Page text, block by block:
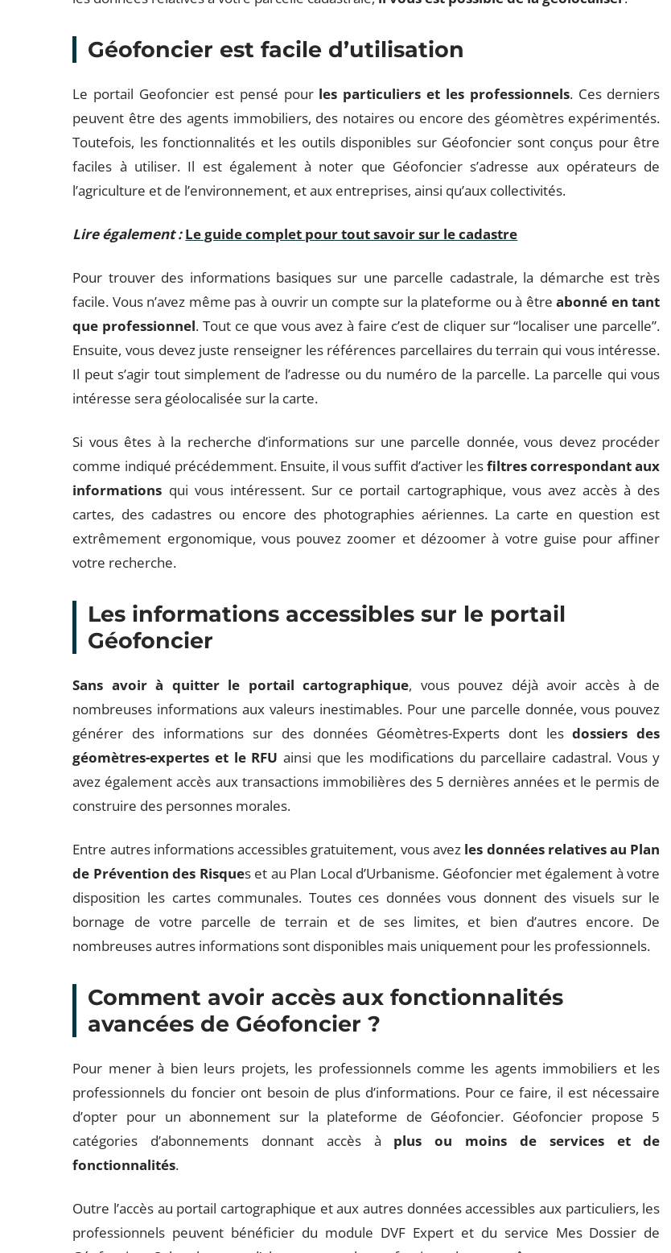
Géofoncier est facile d’utilisation
Le portail Geofoncier est pensé pour les particuliers et les professionnels. Ces derniers
peuvent être des agents immobiliers, des notaires ou encore des géomètres expérimentés.
Toutefois, les fonctionnalités et les outils disponibles sur Géofoncier sont conçus pour être
faciles à utiliser. Il est également à noter que Géofoncier s’adresse aux opérateurs de
l’agriculture et de l’environnement, et aux entreprises, ainsi qu’aux collectivités.
Lire également : Le guide complet pour tout savoir sur le cadastre
Pour trouver des informations basiques sur une parcelle cadastrale, la démarche est très
facile. Vous n’avez même pas à ouvrir un compte sur la plateforme ou à êtreabonné en tant
que professionnel. Tout ce que vous avez à faire c’est de cliquer sur “localiser une parcelle”.
Ensuite, vous devez juste renseigner les références parcellaires du terrain qui vous intéresse.
Il peut s’agir tout simplement de l’adresse ou du numéro de la parcelle. La parcelle qui vous
intéresse sera géolocalisée sur la carte.
Si vous êtes à la recherche d’informations sur une parcelle donnée, vous devez procéder
comme indiqué précédemment. Ensuite, il vous suffit d’activer lesfiltres correspondant aux
informations qui vous intéressent. Sur ce portail cartographique, vous avez accès à des
cartes, des cadastres ou encore des photographies aériennes. La carte en question est
extrêmement ergonomique, vous pouvez zoomer et dézoomer à votre guise pour affiner
votre recherche.
Les informations accessibles sur le portail
Géofoncier
Sans avoir à quitter le portail cartographique, vous pouvez déjà avoir accès à de
nombreuses informations aux valeurs inestimables. Pour une parcelle donnée, vous pouvez
générer des informations sur des données Géomètres-Experts dont lesdossiers des
géomètres-expertes et le RFU ainsi que les modifications du parcellaire cadastral. Vous y
avez également accès aux transactions immobilières des 5 dernières années et le permis de
construire des personnes morales.
Entre autres informations accessibles gratuitement, vous avez les données relatives au Plan
de Prévention des Risques et au Plan Local d’Urbanisme. Géofoncier met également à votre
disposition les cartes communales. Toutes ces données vous donnent des visuels sur le
bornage de votre parcelle de terrain et de ses limites, et bien d’autres encore. De
nombreuses autres informations sont disponibles mais uniquement pour les professionnels.
Comment avoir accès aux fonctionnalités
avancées de Géofoncier ?
Pour mener à bien leurs projets, les professionnels comme les agents immobiliers et les
professionnels du foncier ont besoin de plus d’informations. Pour ce faire, il est nécessaire
d’opter pour un abonnement sur la plateforme de Géofoncier. Géofoncier propose 5
catégories d’abonnements donnant accès à plus ou moins de services et de
fonctionnalités.
Outre l’accès au portail cartographique et aux autres données accessibles aux particuliers, les
professionnels peuvent bénéficier du module DVF Expert et du service Mes Dossier de